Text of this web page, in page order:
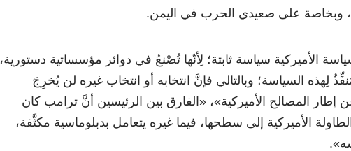
وبخاصة على صعيدي الحرب في اليمن.
الأميركية سياسة ثابتة؛ لِأنّها تُصْنعُ في دوائر مؤسساتية دستورية،
لِهذه السياسة؛ وبالتالي فإنَّ انتخابه أو انتخاب غيره لن يُخرِجَ
إطار المصالح الأميركية»، «الفارق بين الرئيسين أنَّ ترامب كان
الأميركية إلى سطحها، فيما غيره يتعامل بدبلوماسية مكثَّفة،